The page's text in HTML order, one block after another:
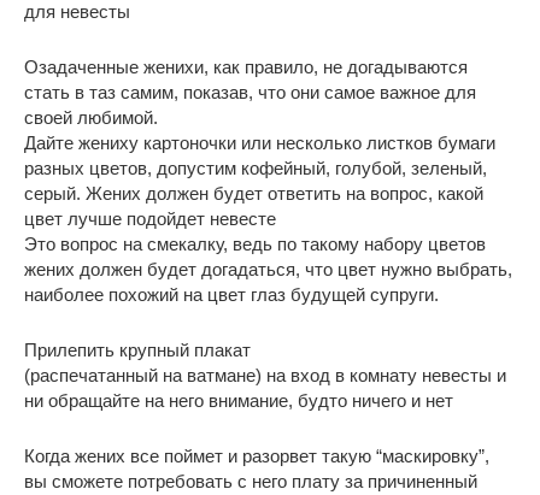
для невесты
Озадаченные женихи, как правило, не догадываются
стать в таз самим, показав, что они самое важное для
своей любимой.
Дайте жениху картоночки или несколько листков бумаги
разных цветов, допустим кофейный, голубой, зеленый,
серый. Жених должен будет ответить на вопрос, какой
цвет лучше подойдет невесте
Это вопрос на смекалку, ведь по такому набору цветов
жених должен будет догадаться, что цвет нужно выбрать,
наиболее похожий на цвет глаз будущей супруги.
Прилепить крупный плакат
(распечатанный на ватмане) на вход в комнату невесты и
ни обращайте на него внимание, будто ничего и нет
Когда жених все поймет и разорвет такую “маскировку”,
вы сможете потребовать с него плату за причиненный